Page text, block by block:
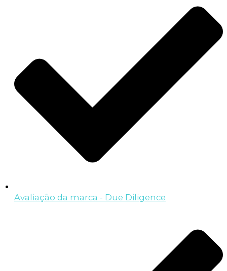
Avaliação da marca - Due Diligence